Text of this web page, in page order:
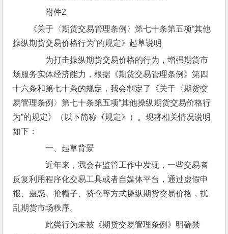
附件2
《关于〈期货交易管理条例〉第七十条第五项“其他
操纵期货交易价格行为”的规定》起草说明
为打击操纵期货交易价格的行为，增强期货市
场服务实体经济能力，根据《期货交易管理条例》第四
十六条和第七十条的规定，我会制定了《关于〈期货交
易管理条例〉第七十条第五项“其他操纵期货交易价格行
为”的规定》（以下简称《规定》）。现将相关情况说明
如下：
一、起草背景
近年来，我会在监管工作中发现，一些交易者
反复利用程序化交易工具或者自媒体平台，通过虚假申
报、蛊惑、抢帽子、挤仓等方式操纵期货交易价格，扰
乱期货市场秩序。
此类行为未被《期货交易管理条例》明确禁